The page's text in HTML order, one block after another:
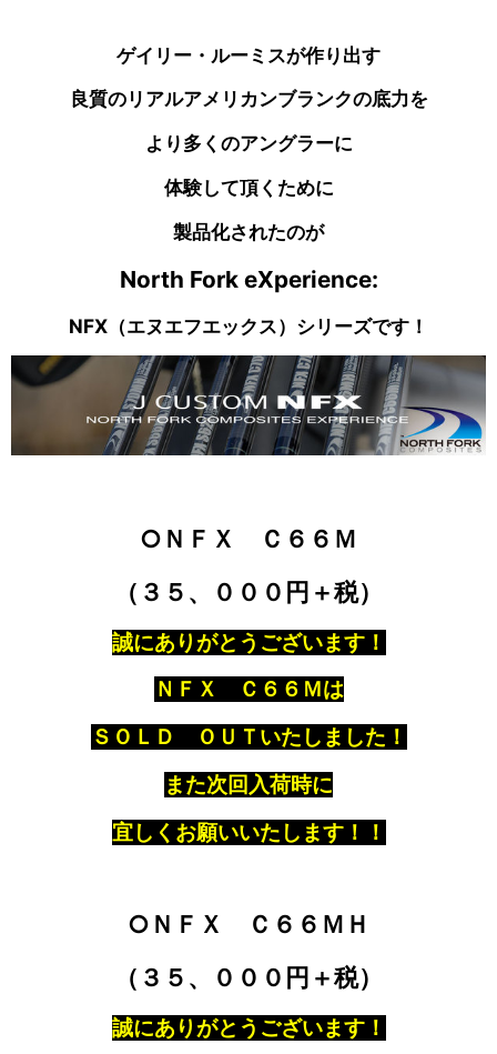
ゲイリー・ルーミスが作り出す
良質のリアルアメリカンブランクの底力を
より多くのアングラーに
体験して頂くために
製品化されたのが
North Fork eXperience:
NFX（エヌエフエックス）シリーズです！
○ＮＦＸ Ｃ６６Ｍ
（３５、０００円＋税）
誠にありがとうございます！
ＮＦＸ Ｃ６６Ｍは
ＳＯＬＤ ＯＵＴいたしました！
また次回入荷時に
宜しくお願いいたします！！
○ＮＦＸ Ｃ６６ＭＨ
（３５、０００円＋税）
誠にありがとうございます！